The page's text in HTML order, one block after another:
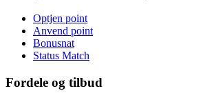
Optjen point
Anvend point
Bonusnat
Status Match
Fordele og tilbud